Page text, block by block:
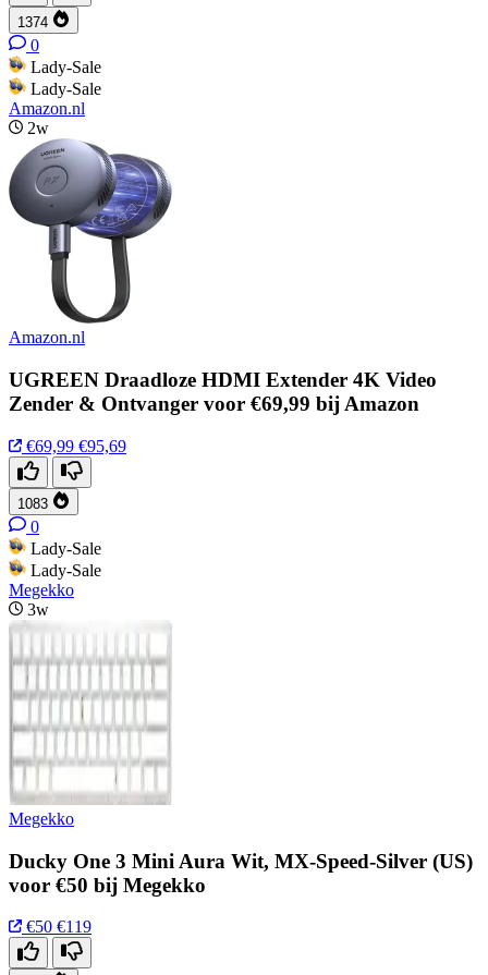
1374
0
Lady-Sale
Lady-Sale
Amazon.nl
2w
Amazon.nl
UGREEN Draadloze HDMI Extender 4K Video
Zender & Ontvanger voor €69,99 bij Amazon
€69,99 €95,69
1083
0
Lady-Sale
Lady-Sale
Megekko
3w
Megekko
Ducky One 3 Mini Aura Wit, MX-Speed-Silver (US)
voor €50 bij Megekko
€50 €119